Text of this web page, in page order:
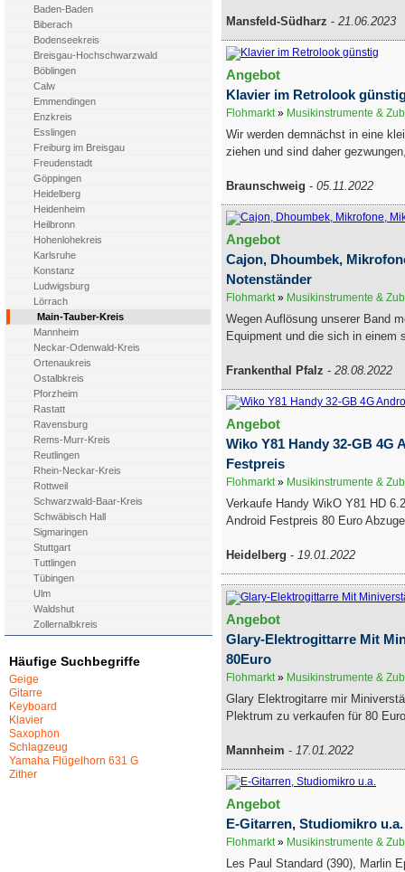
Baden-Baden
Biberach
Bodenseekreis
Breisgau-Hochschwarzwald
Böblingen
Calw
Emmendingen
Enzkreis
Esslingen
Freiburg im Breisgau
Freudenstadt
Göppingen
Heidelberg
Heidenheim
Heilbronn
Hohenlohekreis
Karlsruhe
Konstanz
Ludwigsburg
Lörrach
Main-Tauber-Kreis
Mannheim
Neckar-Odenwald-Kreis
Ortenaukreis
Ostalbkreis
Pforzheim
Rastatt
Ravensburg
Rems-Murr-Kreis
Reutlingen
Rhein-Neckar-Kreis
Rottweil
Schwarzwald-Baar-Kreis
Schwäbisch Hall
Sigmaringen
Stuttgart
Tuttlingen
Tübingen
Ulm
Waldshut
Zollernalbkreis
Häufige Suchbegriffe
Geige
Gitarre
Keyboard
Klavier
Saxophon
Schlagzeug
Yamaha Flügelhorn 631 G
Zither
Mansfeld-Südharz - 21.06.2023
Angebot
Klavier im Retrolook
Flohmarkt» Musikinstrumente &
Wir werden demnächst in eine
ziehen und sind daher
Braunschweig - 05.11.2022
Angebot
Cajon, Dhoumbek,
Notenständer
Flohmarkt» Musikinstrumente &
Wegen Auflösung unserer Band
Equipment und die sich in einem
Frankenthal Pfalz - 28.08.2022
Angebot
Wiko Y81 Handy 32-GB 4G
Festpreis
Flohmarkt» Musikinstrumente &
Verkaufe Handy WikO Y81 HD
Android Festpreis 80 Euro
Heidelberg - 19.01.2022
Angebot
Glary-Elektrogittarre Mit
80Euro
Flohmarkt» Musikinstrumente &
Glary Elektrogitarre mir
Plektrum zu verkaufen für 80
Mannheim - 17.01.2022
Angebot
E-Gitarren, Studiomikro u.a.
Flohmarkt» Musikinstrumente &
Les Paul Standard (390), Marlin